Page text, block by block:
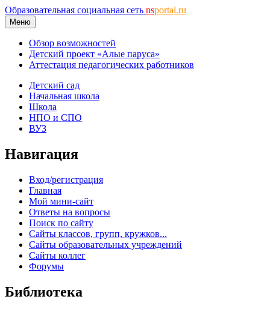
Образовательная социальная сеть nsportal.ru
Меню
Обзор возможностей
Детский проект «Алые паруса»
Аттестация педагогических работников
Детский сад
Начальная школа
Школа
НПО и СПО
ВУЗ
Навигация
Вход/регистрация
Главная
Мой мини-сайт
Ответы на вопросы
Поиск по сайту
Сайты классов, групп, кружков...
Сайты образовательных учреждений
Сайты коллег
Форумы
Библиотека